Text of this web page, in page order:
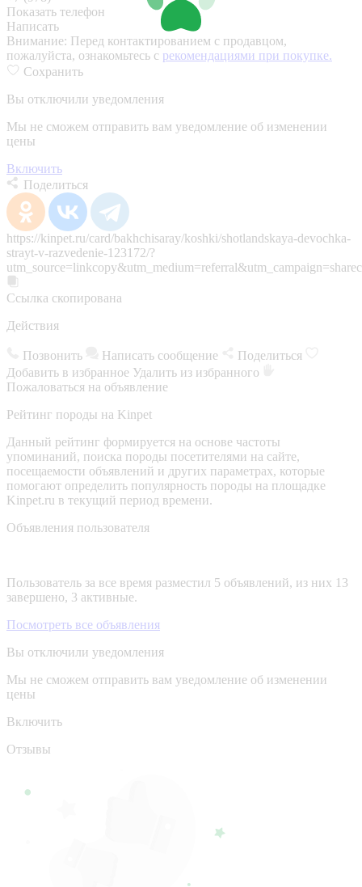
Показать телефон
Написать
Внимание: Перед контактированием с продавцом,
пожалуйста, ознакомьтесь с рекомендациями при покупке.
Сохранить
Вы отключили уведомления
Мы не сможем отправить вам уведомление об изменении
цены
Включить
Поделиться
https://kinpet.ru/card/bakhchisaray/koshki/shotlandskaya-devochka-
strayt-v-razvedenie-123172/?
Ссылка скопирована
Действия
Позвонить Написать сообщение
Поделиться
Добавить в избранное Удалить из избранного
Пожаловаться на объявление
Рейтинг породы на Kinpet
Данный рейтинг формируется на основе частоты
упоминаний, поиска породы посетителями на сайте,
посещаемости объявлений и других параметрах, которые
помогают определить популярность породы на площадке
Kinpet.ru в текущий период времени.
Объявления пользователя
Пользователь за все время разместил 5 объявлений, из них 13
завершено, 3 активные.
Посмотреть все объявления
Вы отключили уведомления
Мы не сможем отправить вам уведомление об изменении
цены
Включить
Отзывы